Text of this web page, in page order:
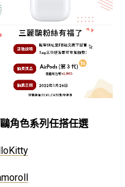
角色系列任搭任選